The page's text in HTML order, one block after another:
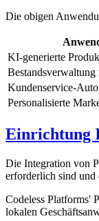
Die obigen
KI-generierte
Kundenservice-
Personalisierte
Einrichtung
Die Integration von
erforderlich sind und
Codeless Platforms'
lokalen